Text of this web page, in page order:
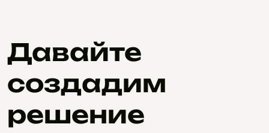
Давайте
создадим
решение